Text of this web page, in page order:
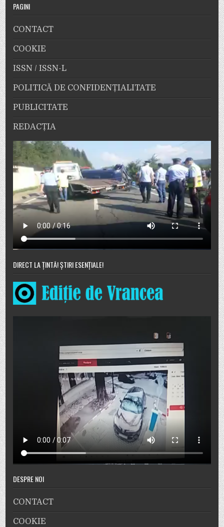
PAGINI
CONTACT
COOKIE
ISSN / ISSN-L
POLITICĂ DE CONFIDENȚIALITATE
PUBLICITATE
REDACȚIA
DIRECT LA ȚINTĂ! ȘTIRI ESENȚIALE!
DESPRE NOI
CONTACT
COOKIE